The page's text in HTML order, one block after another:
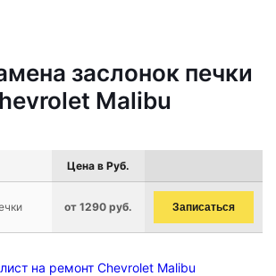
заслонок печки
Malibu
Цена в Руб.
от 1290 руб. Записаться
на ремонт Chevrolet Malibu